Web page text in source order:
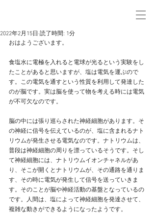
2022年2月15日 読了時間: 1分
おはようございます。
食塩水に電極を入れると電球が光るという実験をし
たことがあると思いますが、塩は電気を運ぶので
す。この電気を通すという性質を利用して発達した
のが脳です。実は脳を使って物を考える時には電気
が不可欠なのです。
脳の中には張り巡らされた神経細胞があります。そ
の神経に信号を伝えているのが、塩に含まれるナト
リウムが発生させる電気なのです。ナトリウムは、
普段は神経細胞の周りを漂っているそうです。そし
て神経細胞には、ナトリウムイオンチャネルがあ
り、そこが開くとナトリウムが、その通路を通りま
す、その時に電気が発生して信号を送っていきま
す。そのことが脳や神経活動の基盤となっているの
です。人間は、塩によって神経細胞を発達させて、
複雑な動きができるようになったようです。